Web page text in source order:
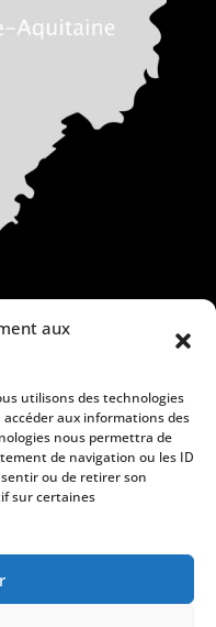
aux
utilisons des technologies
aux informations des
nous permettra de
de navigation ou les ID
ou de retirer son
sur certaines